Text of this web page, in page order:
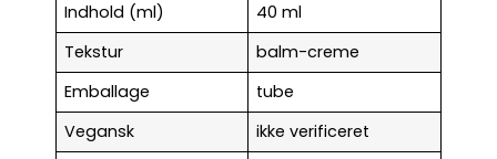
Indhold (ml)
40 ml
Tekstur
balm-creme
Emballage
tube
Vegansk
ikke verificeret